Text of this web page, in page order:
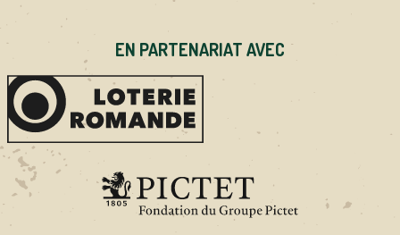
EN PARTENARIAT AVEC